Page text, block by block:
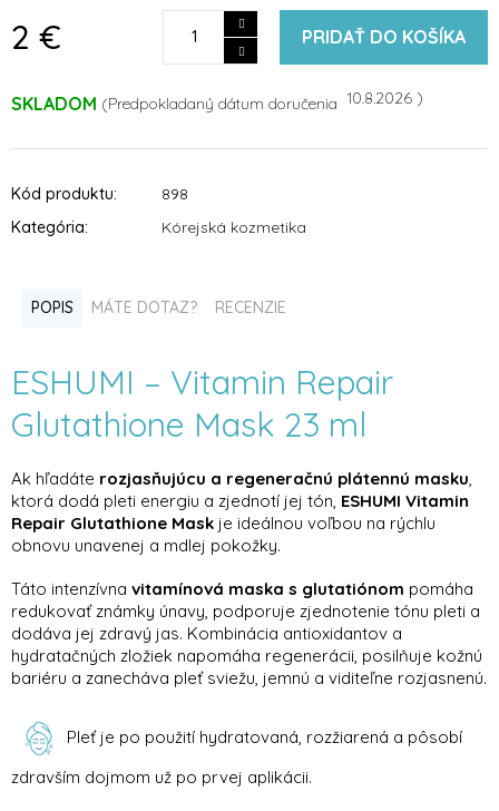
2 € PRIDAŤ DO KOŠÍKA
SKLADOM 10.8.2026
Kód produktu:
898
Kategória: Kórejská kozmetika
POPIS MÁTE DOTAZ? RECENZIE
ESHUMI – Vitamin Repair
Glutathione Mask 23 ml
Ak hľadáte rozjasňujúcu a regeneračnú plátennú masku
ktorá dodá pleti energiu a zjednotí jej tón, ESHUMI Vitamin
Repair Glutathione Mask je ideálnou voľbou na rýchlu
obnovu unavenej a mdlej pokožky.
Táto intenzívna vitamínová maska s glutatiónom pomáha
redukovať známky únavy, podporuje zjednotenie tónu pleti a
dodáva jej zdravý jas. Kombinácia antioxidantov a
hydratačných zložiek napomáha regenerácii, posilňuje kožnú
bariéru a zanecháva pleť sviežu, jemnú a viditeľne rozjasnenú.
Pleť je po použití hydratovaná, rozžiarená a pôsobí
zdravším dojmom už po prvej aplikácii.